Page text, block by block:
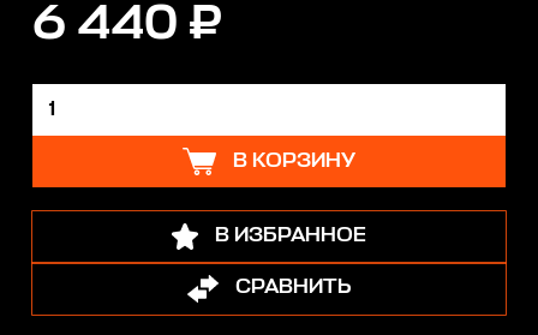
6 440 ₽
В КОРЗИНУ
В ИЗБРАННОЕ
СРАВНИТЬ